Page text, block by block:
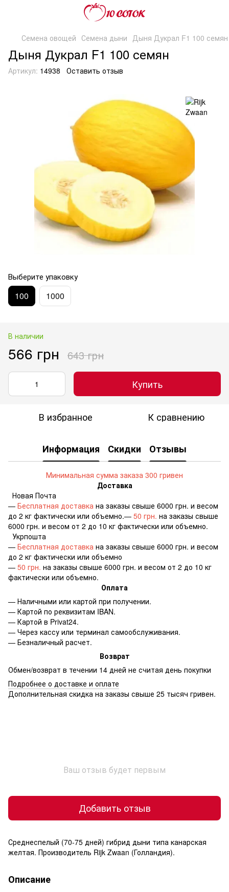
Семена овощей Семена дыни Дыня Дукрал F1 100 семян
Дыня Дукрал F1 100 семян
Артикул: 14938 Оставить отзыв
Выберите упаковку
100 1000
В наличии
566 грн 643 грн
Купить
В избранное К сравнению
Информация Скидки Отзывы
Минимальная сумма заказа 300 гривен
Доставка
Новая Почта
— Бесплатная доставка на заказы свыше 6000 грн. и весом
до 2 кг фактически или объемно.— 50 грн. на заказы свыше
6000 грн. и весом от 2 до 10 кг фактически или объемно.
Укрпошта
— Бесплатная доставка на заказы свыше 6000 грн. и весом
до 2 кг фактически или объемно
— 50 грн. на заказы свыше 6000 грн. и весом от 2 до 10 кг
фактически или объемно.
Оплата
— Наличными или картой при получении.
— Картой по реквизитам IBAN.
— Картой в Privat24.
— Через кассу или терминал самообслуживания.
— Безналичный расчет.
Возврат
Обмен/возврат в течении 14 дней не считая день покупки
Подробнее о доставке и оплате
Дополнительная скидка на заказы свыше 25 тысяч гривен.
Ваш отзыв будет первым
Добавить отзыв
Среднеспелый (70-75 дней) гибрид дыни типа канарская
желтая. Производитель Rijk Zwaan (Голландия).
Описание